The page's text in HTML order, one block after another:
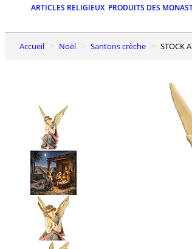
ARTICLES RELIGIEUX PRODUITS DES
Accueil Noël Santons crèche